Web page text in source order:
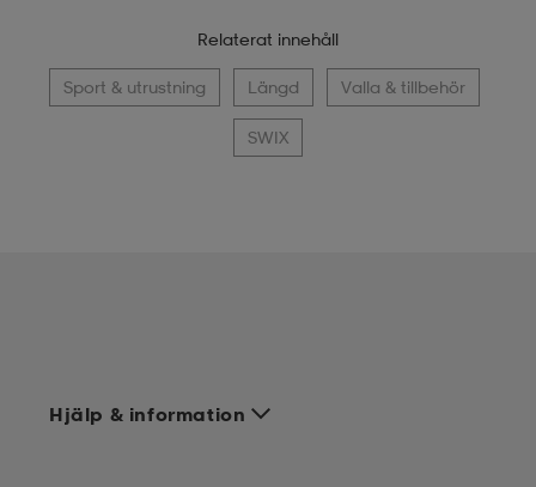
Relaterat innehåll
Sport & utrustning Längd Valla & tillbehör
SWIX
Hjälp & information